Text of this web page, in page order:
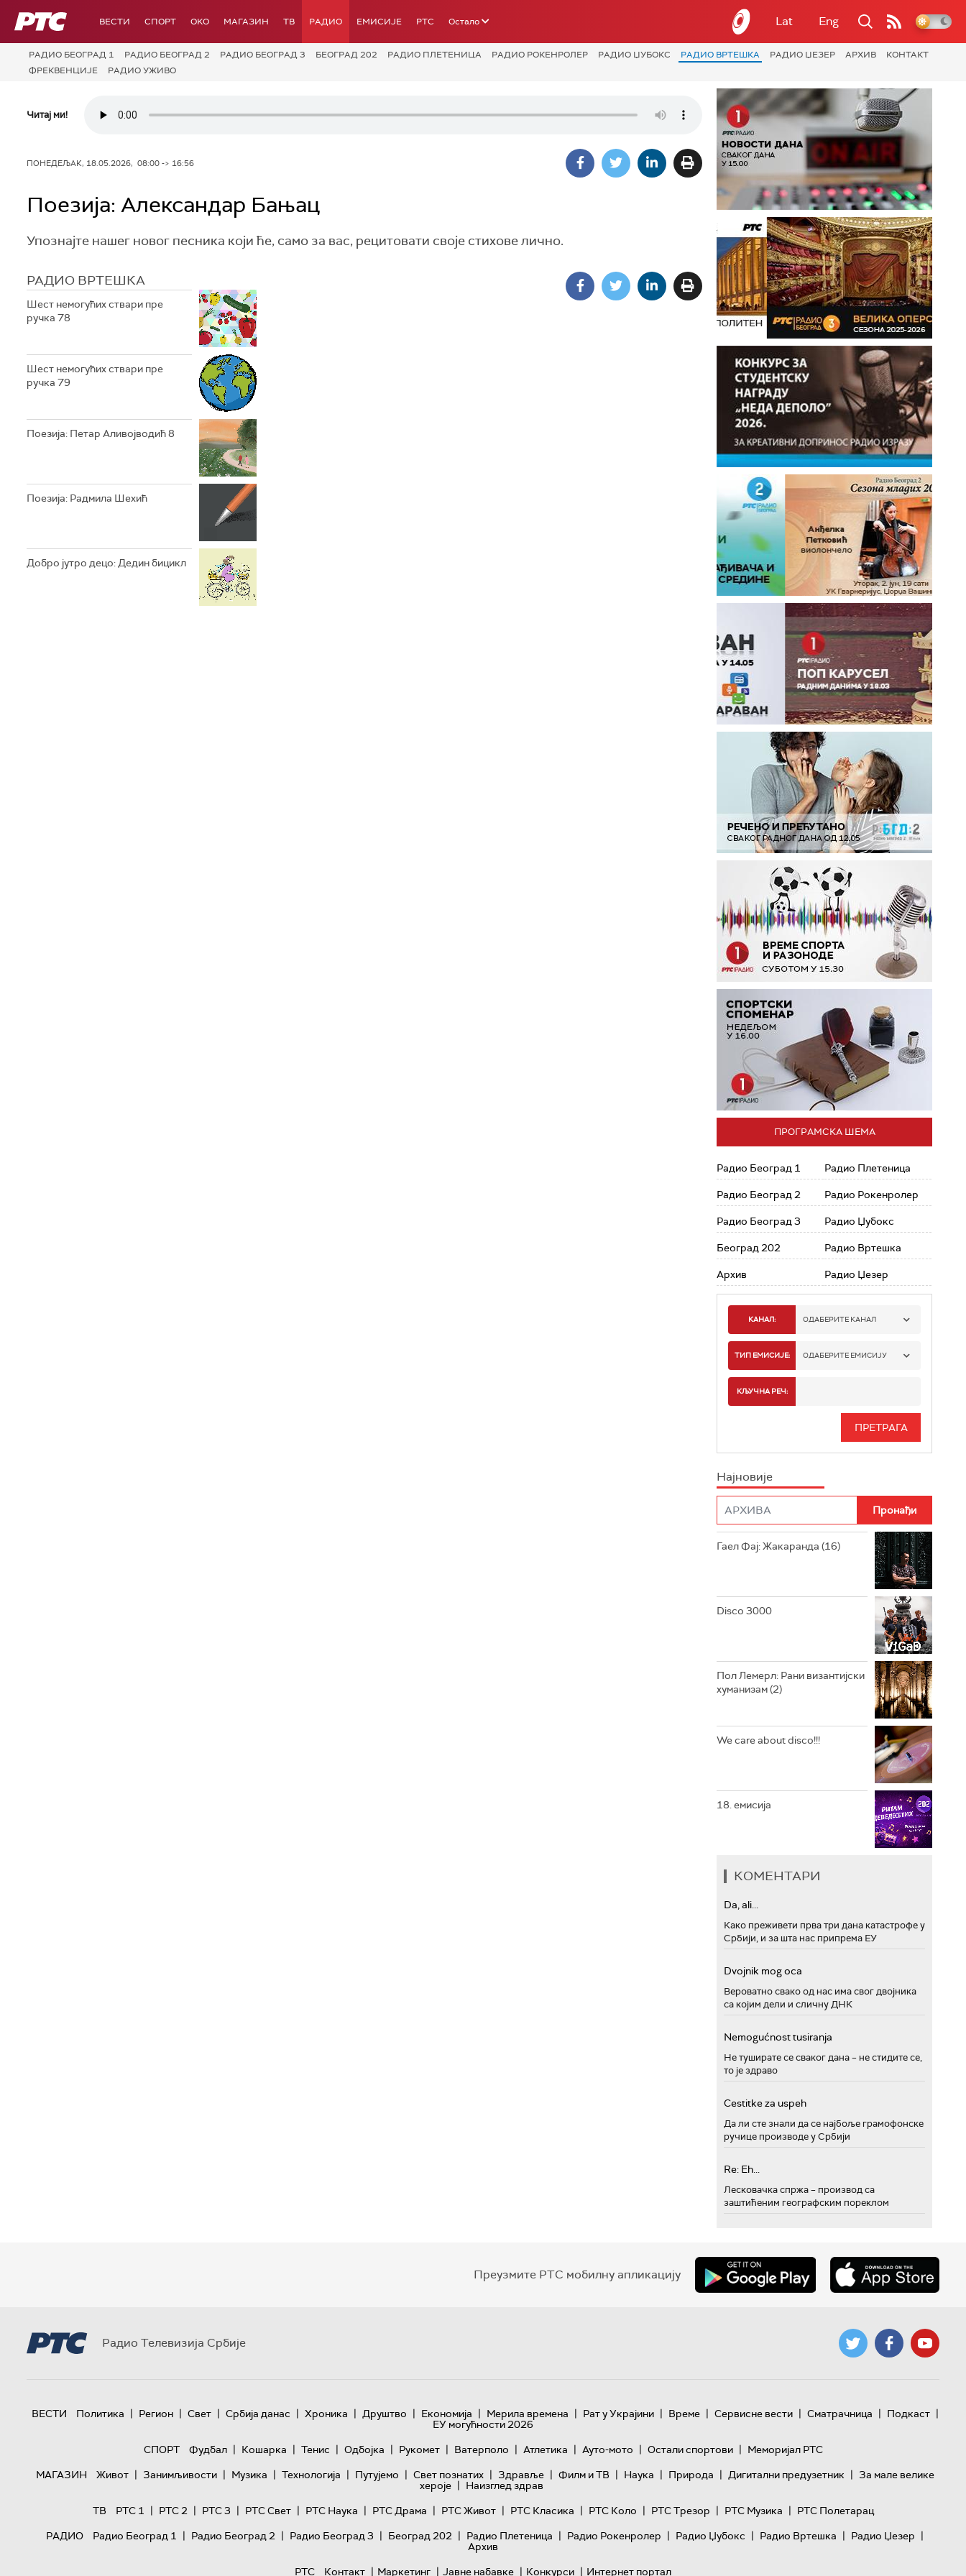
РТС ВЕСТИ СПОРТ OKO МАГАЗИН ТВ РАДИО ЕМИСИЈЕ РТС Остало Lat Eng
РАДИО БЕОГРАД 1 РАДИО БЕОГРАД 2 РАДИО БЕОГРАД 3 БЕОГРАД 202 РАДИО ПЛЕТЕНИЦА РАДИО РОКЕНРОЛЕР РАДИО ЏУБОКС РАДИО ВРТЕШКА РАДИО ЏЕЗЕР АРХИВ
КОНТАКТ
ФРЕКВЕНЦИЈЕ
РАДИО УЖИВО
Читај ми!
ПОНЕДЕЉАК, 18.05.2026, 08:00 -> 16:56
Поезија: Александар Бањац
Упознајте нашег новог песника који ће, само за вас, рецитовати своје стихове лично.
РАДИО ВРТЕШКА
Шест немогућих ствари пре
ручка 78
Шест немогућих ствари пре
ручка 79
Поезија: Петар Аливојводић 8
Поезија: Радмила Шехић
Добро јутро децо: Дедин бицикл
ПРОГРАМСКА ШЕМА
Радио Београд 1
Радио Београд 2
Радио Београд 3
Београд 202
Архив
Радио Плетеница
Радио Рокенролер
Радио Џубокс
Радио Вртешка
Радио Џезер
КАНАЛ: ОДАБЕРИТЕ КАНАЛ
РАДИО БЕОГРАД 1
РАДИО БЕОГРАД 3
РАДИО РОКЕНРОЛЕР
РАДИО ЏУБОКС
РАДИО ВРТЕШКА
РАДИО ЏЕЗЕР
ТИП ЕМИСИЈЕ: ОДАБЕРИТЕ ЕМИСИЈУ
ИНФО
КЉУЧНА РЕЧ:
Најновије
Гаел Фај: Жакаранда (16)
Disco 3000
Пол Лемерл: Рани византијски
хуманизам (2)
We care about disco!!!
18. емисија
КОМЕНТАРИ
Da, ali...
Како преживети прва три дана катастрофе у
Србији, и за шта нас припрема ЕУ
Dvojnik mog oca
Вероватно свако од нас има свог двојника
са којим дели и сличну ДНК
Nemogućnost tusiranja
Не туширате се сваког дана – не стидите се,
то је здраво
Cestitke za uspeh
Да ли сте знали да се најбоље грамофонске
ручице производе у Србији
Re: Eh...
Лесковачка спржа – производ са
заштићеним географским пореклом
Преузмите РТС мобилну апликацију
Радио Телевизија Србије
ВЕСТИ Политика | Регион | Свет | Србија данас | Хроника | Друштво | Економија | Мерила времена | Рат у Украјини | Време | Сервисне вести | Сматрачница | Подкаст |
ЕУ могућности 2026
СПОРТ
Фудбал | Кошарка | Тенис | Одбојка | Рукомет | Ватерполо | Атлетика | Ауто-мото | Остали спортови | Меморијал РТС
МАГАЗИН
Живот | Занимљивости | Музика | Технологијa | Путујемо | Свет познатих | Здравље | Филм и ТВ | Наука | Природа | Дигитални предузетник | За мале велике
хероје | Наизглед здрав
ТВ
РТС 1 | РТС 2 | РТС 3 | РТС Свет | РТС Наука | РТС Драма | РТС Живот | РТС Класика | РТС Коло | РТС Трезор | РТС Музика | РТС Полетарац
РАДИО
Радио Београд 1 | Радио Београд 2 | Радио Београд 3 | Београд 202 | Радио Плетеница | Радио Рокенролер | Радио Џубокс | Радио Вртешка | Радио Џезер |
Архив
РТС
Контакт | Маркетинг | Јавне набавке | Конкурси | Интернет портал